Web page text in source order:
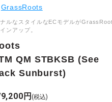
GrassRoots
ナルなスタイルなECモデルが
ンアップ。
QM STBKSB (See
Sunburst)
円(税込)